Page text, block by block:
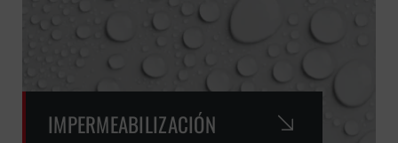
IMPERMEABILIZACIÓN